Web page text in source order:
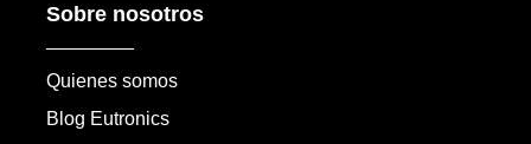
Sobre nosotros
Quienes somos
Blog Eutronics